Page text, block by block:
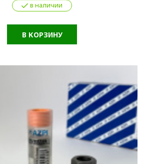
в наличии
В КОРЗИНУ